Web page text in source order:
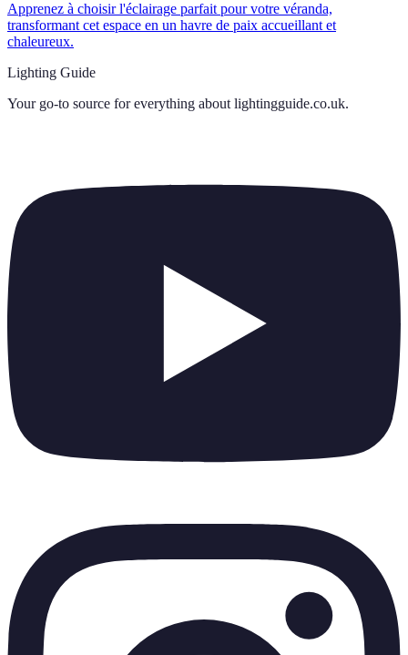
Apprenez à choisir l'éclairage parfait pour votre véranda,
transformant cet espace en un havre de paix accueillant et
chaleureux.
Lighting Guide
Your go-to source for everything about lightingguide.co.uk.